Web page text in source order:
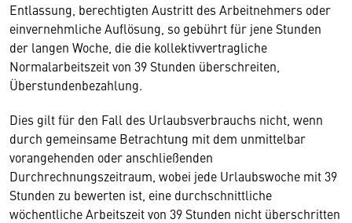
Entlassung, berechtigten Austritt des Arbeitnehmers oder
einvernehmliche Auflösung, so gebührt für jene Stunden
der langen Woche, die die kollektivvertragliche
Normalarbeitszeit von 39 Stunden überschreiten,
Überstundenbezahlung.
Dies gilt für den Fall des Urlaubsverbrauchs nicht, wenn
durch gemeinsame Betrachtung mit dem unmittelbar
vorangehenden oder anschließenden
Durchrechnungszeitraum, wobei jede Urlaubswoche mit 39
Stunden zu bewerten ist, eine durchschnittliche
wöchentliche Arbeitszeit von 39 Stunden nicht überschritten